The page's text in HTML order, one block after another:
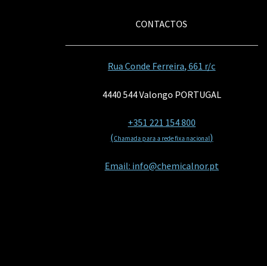
CONTACTOS
Rua Conde Ferreira, 661 r/c
4440 544 Valongo PORTUGAL
+351 221 154 800
(Chamada para a rede fixa nacional)
Email: info@chemicalnor.pt